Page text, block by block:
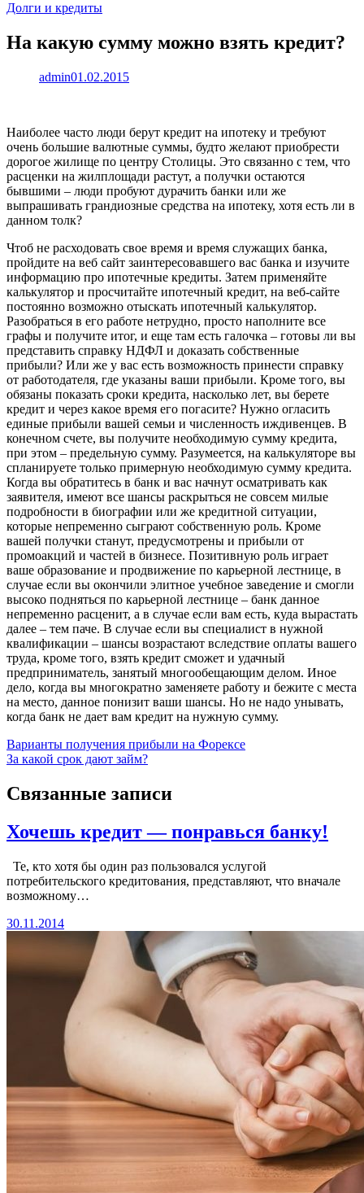
Долги и кредиты
На какую сумму можно взять кредит?
admin01.02.2015
Наиболее часто люди берут кредит на ипотеку и требуют
очень большие валютные суммы, будто желают приобрести
дорогое жилище по центру Столицы. Это связанно с тем, что
расценки на жилплощади растут, а получки остаются
бывшими – люди пробуют дурачить банки или же
выпрашивать грандиозные средства на ипотеку, хотя есть ли в
данном толк?
Чтоб не расходовать свое время и время служащих банка,
пройдите на веб сайт заинтересовавшего вас банка и изучите
информацию про ипотечные кредиты. Затем применяйте
калькулятор и просчитайте ипотечный кредит, на веб-сайте
постоянно возможно отыскать ипотечный калькулятор.
Разобраться в его работе нетрудно, просто наполните все
графы и получите итог, и еще там есть галочка – готовы ли вы
представить справку НДФЛ и доказать собственные
прибыли? Или же у вас есть возможность принести справку
от работодателя, где указаны ваши прибыли. Кроме того, вы
обязаны показать сроки кредита, насколько лет, вы берете
кредит и через какое время его погасите? Нужно огласить
единые прибыли вашей семьи и численность иждивенцев. В
конечном счете, вы получите необходимую сумму кредита,
при этом – предельную сумму. Разумеется, на калькуляторе вы
спланируете только примерную необходимую сумму кредита.
Когда вы обратитесь в банк и вас начнут осматривать как
заявителя, имеют все шансы раскрыться не совсем милые
подробности в биографии или же кредитной ситуации,
которые непременно сыграют собственную роль. Кроме
вашей получки станут, предусмотрены и прибыли от
промоакций и частей в бизнесе. Позитивную роль играет
ваше образование и продвижение по карьерной лестнице, в
случае если вы окончили элитное учебное заведение и смогли
высоко подняться по карьерной лестнице – банк данное
непременно расценит, а в случае если вам есть, куда вырастать
далее – тем паче. В случае если вы специалист в нужной
квалификации – шансы возрастают вследствие оплаты вашего
труда, кроме того, взять кредит сможет и удачный
предприниматель, занятый многообещающим делом. Иное
дело, когда вы многократно заменяете работу и бежите с места
на место, данное понизит ваши шансы. Но не надо унывать,
когда банк не дает вам кредит на нужную сумму.
Навигация
по
записям
Варианты получения прибыли на Форексе
За какой срок дают займ?
Связанные записи
Хочешь кредит — понравься банку!
Те, кто хотя бы один раз пользовался услугой
потребительского кредитования, представляют, что вначале
возможному…
30.11.2014